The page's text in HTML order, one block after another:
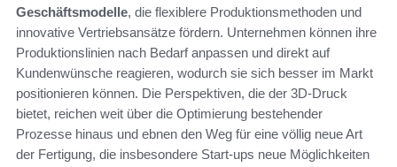
Geschäftsmodelle, die flexiblere Produktionsmethoden und
innovative Vertriebsansätze fördern. Unternehmen können ihre
Produktionslinien nach Bedarf anpassen und direkt auf
Kundenwünsche reagieren, wodurch sie sich besser im Markt
positionieren können. Die Perspektiven, die der 3D-Druck
bietet, reichen weit über die Optimierung bestehender
Prozesse hinaus und ebnen den Weg für eine völlig neue Art
der Fertigung, die insbesondere Start-ups neue Möglichkeiten